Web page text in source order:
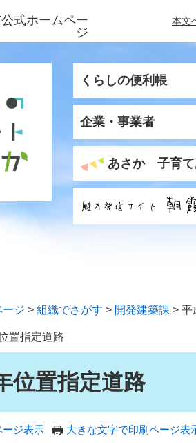
式ホームペー
ジ
本文
くらしの便利帳
企業・事業者
あさか 子育て
ージ > 組織でさがす > 開発建築課 > 平
置指定道路
位置指定道路
ージ表示 大きな文字で印刷ページ表